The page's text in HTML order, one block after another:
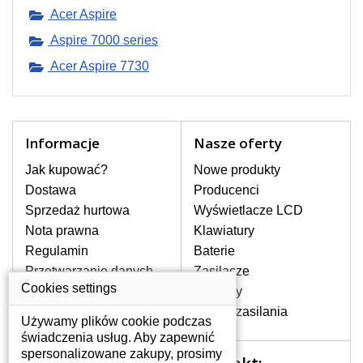
może laptop
pracować i ładować
baterię.
ZASILANIA DO
LAPTOPA?
uszkodzenia złącza
zasilaniamoże dojść np.
uderzeniem o kant laptopa
kiedy jest podłączony
zasilacz. lub, zahacząc o
kabel ładowarki
podłączony do złącza
zasilania laptopa. W takim
przypadku złącze
wewnątrz laptopa jest
uszkodzone, a jedyną
opcją naprawy jest jego
Acer Aspire
Aspire 7000 series
Acer Aspire 7730
Informacje
Jak kupować?
Dostawa
Sprzedaż hurtowa
Nota prawna
Regulamin
Przetwarzanie danych
osobowych
Gdzie nas znajdziesz
Nasze oferty
Nowe produkty
Producenci
Wyświetlacze LCD
Klawiatury
Baterie
Zasilacze
Zawiasy
Złącza zasilania
Cookies settings
Używamy plików cookie podczas
świadczenia usług. Aby zapewnić
spersonalizowane zakupy, prosimy